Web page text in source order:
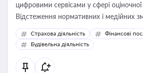
цифровими сервісами у сфері оціночної
Відстеження нормативних і медійних
корисне для власника бізнесу,
бухгалтера під час оподаткування,
державного майна, корпоративних угод
статусу суб'єктів оціночної діяльності
Страхова діяльність
Фінансові
Будівельна діяльність